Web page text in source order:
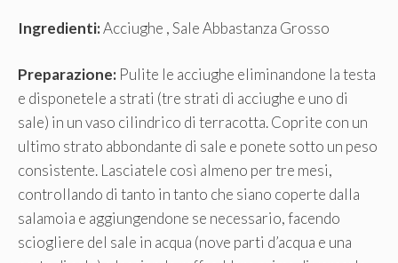
Ingredienti:Acciughe , Sale Abbastanza Grosso
Preparazione: Pulite le acciughe eliminandone la testa
e disponetele a strati (tre strati di acciughe e uno di
sale) in un vaso cilindrico di terracotta. Coprite con un
ultimo strato abbondante di sale e ponete sotto un peso
consistente. Lasciatele così almeno per tre mesi,
controllando di tanto in tanto che siano coperte dalla
salamoia e aggiungendone se necessario, facendo
sciogliere del sale in acqua (nove parti d’acqua e una